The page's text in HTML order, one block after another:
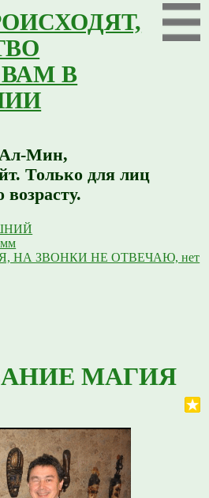
В
Мин,
Только для лиц
возрасту.
НА ЗВОНКИ НЕ ОТВЕЧАЮ, нет
МАГИЯ